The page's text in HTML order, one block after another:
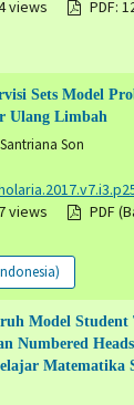
views
PDF:
Sets Model
Ulang Limbah
Son
views
PDF
Model Student
Numbered
Matematika